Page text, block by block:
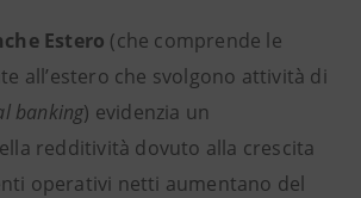
Estero (che comprende le
all’estero che svolgono attività di
banking) evidenzia un
redditività dovuto alla crescita
operativi netti aumentano del